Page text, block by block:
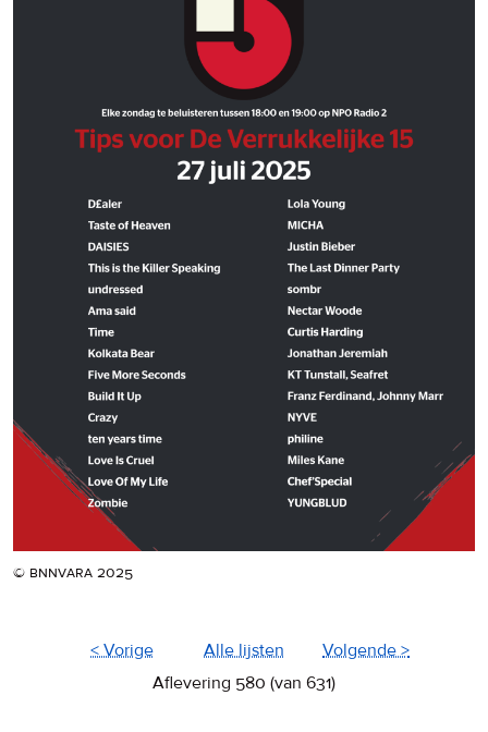
© bnnvara 2025
< Vorige Alle lijsten
Volgende >
Aflevering 580 (van 631)